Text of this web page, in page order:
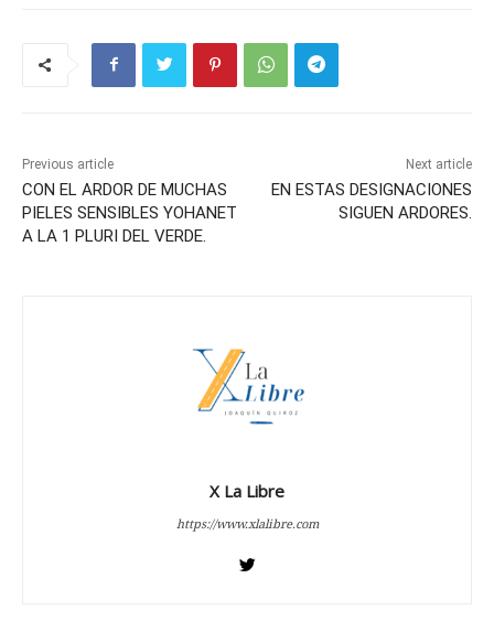
Previous article
CON EL ARDOR DE MUCHAS
PIELES SENSIBLES YOHANET
A LA 1 PLURI DEL VERDE.
Next article
EN ESTAS DESIGNACIONES
SIGUEN ARDORES.
X La Libre
https://www.xlalibre.com